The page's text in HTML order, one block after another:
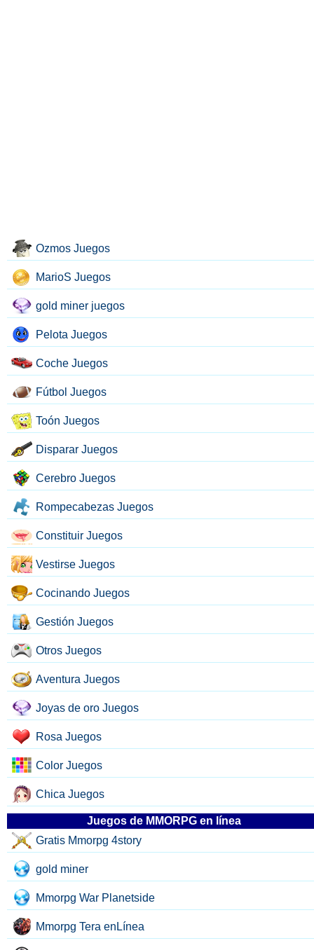
Ozmos Juegos
MarioS Juegos
gold miner juegos
Pelota Juegos
Coche Juegos
Fútbol Juegos
Toón Juegos
Disparar Juegos
Cerebro Juegos
Rompecabezas Juegos
Constituir Juegos
Vestirse Juegos
Cocinando Juegos
Gestión Juegos
Otros Juegos
Aventura Juegos
Joyas de oro Juegos
Rosa Juegos
Color Juegos
Chica Juegos
Juegos de MMORPG en línea
Gratis Mmorpg 4story
gold miner
Mmorpg War Planetside
Mmorpg Tera enLínea